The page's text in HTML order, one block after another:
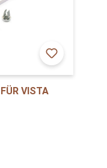
VISTA